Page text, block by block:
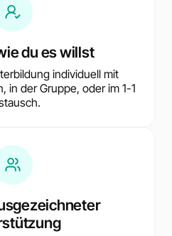
du es willst
individuell mit
in der Gruppe, oder im 1-1